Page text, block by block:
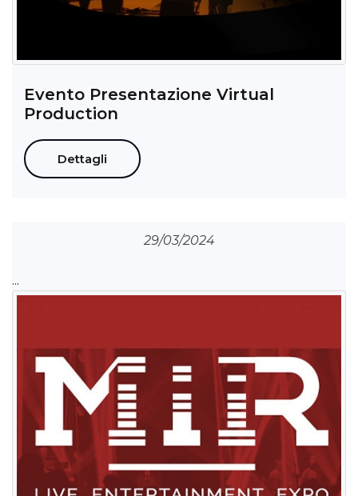
Evento Presentazione Virtual
Production
Dettagli
29/03/2024
...